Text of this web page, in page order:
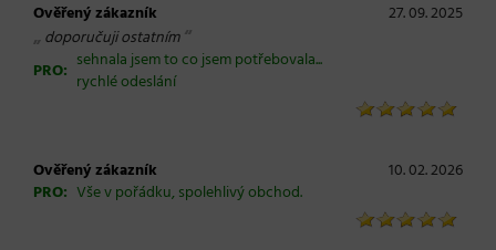
Ověřený zákazník 27. 09. 2025
„ doporučuji ostatním“
PRO: sehnala jsem to co jsem potřebovala...
rychlé odeslání
Ověřený zákazník
10. 02. 2026
PRO: Vše v pořádku, spolehlivý obchod.